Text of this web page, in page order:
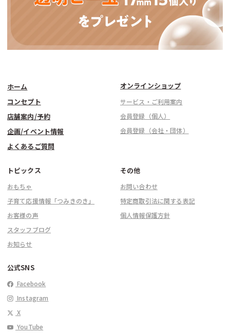
ホーム
コンセプト
店舗案内/予約
企画/イベント情報
よくあるご質問
オンラインショップ
サービス・ご利用案内
会員登録（個人）
会員登録（会社・団体）
トピックス
おもちゃ
子育て応援情報「つみきのき」
お客様の声
スタッフブログ
お知らせ
その他
お問い合わせ
特定商取引法に関する表記
個人情報保護方針
公式SNS
Facebook
Instagram
X
YouTube